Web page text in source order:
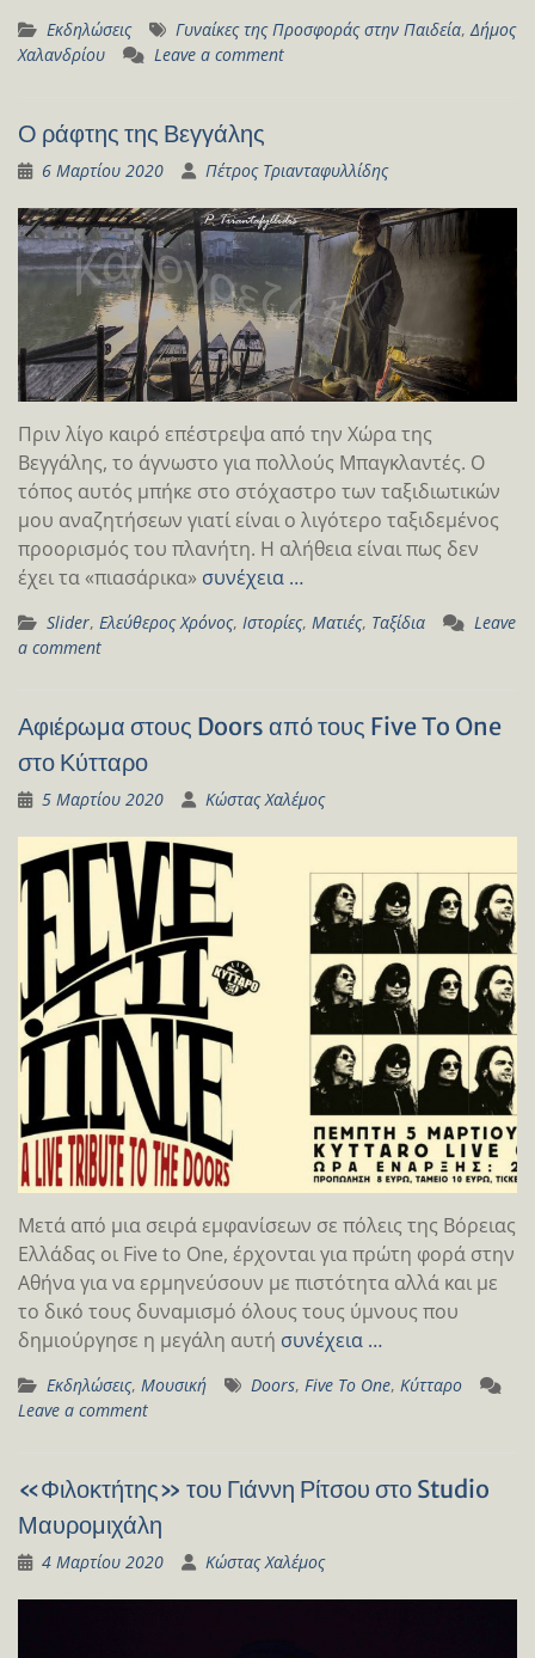
Εκδηλώσεις Γυναίκες της Προσφοράς στην Παιδεία,Δήμος
Χαλανδρίου
Leave a comment
Ο ράφτης της Βεγγάλης
6 Μαρτίου 2020 Πέτρος Τριανταφυλλίδης
Πριν λίγο καιρό επέστρεψα από την Χώρα της
Βεγγάλης, το άγνωστο για πολλούς Μπαγκλαντές. Ο
τόπος αυτός μπήκε στο στόχαστρο των ταξιδιωτικών
μου αναζητήσεων γιατί είναι ο λιγότερο ταξιδεμένος
προορισμός του πλανήτη. Η αλήθεια είναι πως δεν
έχει τα «πιασάρικα» συνέχεια …
Slider, Ελεύθερος Χρόνος, Ιστορίες, Ματιές, Ταξίδια
Leave
a comment
Αφιέρωμα στους Doors από τους Five To One
στο Κύτταρο
5 Μαρτίου 2020 Κώστας Χαλέμος
Μετά από μια σειρά εμφανίσεων σε πόλεις της Βόρειας
Ελλάδας οι Five to One, έρχονται για πρώτη φορά στην
Αθήνα για να ερμηνεύσουν με πιστότητα αλλά και με
το δικό τους δυναμισμό όλους τους ύμνους που
δημιούργησε η μεγάλη αυτή συνέχεια …
Εκδηλώσεις, Μουσική Doors, Five To One, Κύτταρο
Leave a comment
«Φιλοκτήτης» του Γιάννη Ρίτσου στο Studio
Μαυρομιχάλη
4 Μαρτίου 2020 Κώστας Χαλέμος